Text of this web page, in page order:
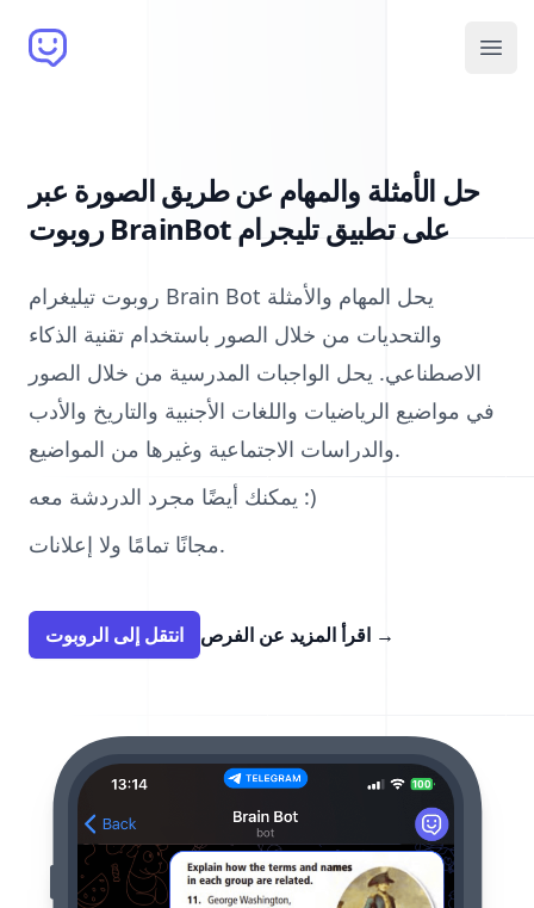
Brain Bot
حل الأمثلة والمهام عن طريق الصورة عبر
روبوت BrainBot على تطبيق تليجرام
روبوت تيليغرام Brain Bot يحل المهام والأمثلة
والتحديات من خلال الصور باستخدام تقنية الذكاء
الاصطناعي. يحل الواجبات المدرسية من خلال الصور
في مواضيع الرياضيات واللغات الأجنبية والتاريخ والأدب
والدراسات الاجتماعية وغيرها من المواضيع.
يمكنك أيضًا مجرد الدردشة معه :)
مجانًا تمامًا ولا إعلانات.
انتقل إلى الروبوت →